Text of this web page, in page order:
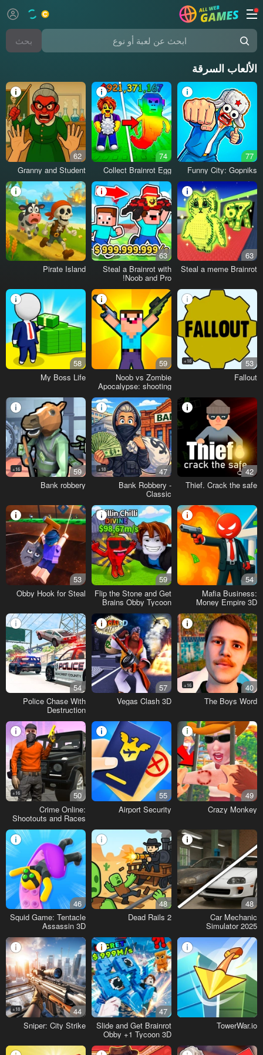
ابحث عن لعبة أو نوع بحث
الألعاب السرقة
77
Funny City: Gopniks
74
Collect Brainrot Egg
62
Granny and Student
63
Steal a meme Brainrot
63
Steal a Brainrot with
Noob and Pro!
Pirate Island
53
18+
Fallout
59
Noob vs Zombie
Apocalypse: shooting
58
My Boss Life
42
Thief. Crack the safe
47
18+
Bank Robbery -
Classic
59
16+
Bank robbery
54
Mafia Business:
Money Empire 3D
59
Flip the Stone and Get
Brains Obby Tycoon
53
Obby Hook for Steal
40
16+
The Boys Word
57
Vegas Clash 3D
54
Police Chase With
Destruction
49
Crazy Monkey
55
Airport Security
50
16+
Crime Online:
Shootouts and Races
48
Car Mechanic
Simulator 2025
48
Dead Rails 2
46
Squid Game: Tentacle
Assassin 3D
TowerWar.io
47
Slide and Get Brainrot
Obby +1 Tycoon 3D
44
18+
Sniper: City Strike